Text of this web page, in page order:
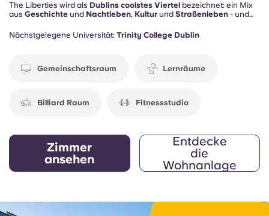
The Liberties wird als Dublins coolstes Viertel bezeichnet: ein Mix
aus Geschichte und Nachtleben, Kultur und Straßenleben - und
Residenzen , um dich auch zu Hause bei Laune zu halten, darunter
Lernräume , einFitnessstudio , einBilliard Raum
Nächstgelegene Universität: Trinity College Dublin
Gemeinschaftsraum Lernräume
Billiard Raum Fitnessstudio
Zimmer
ansehen
Entdecke
die
Wohnanlage